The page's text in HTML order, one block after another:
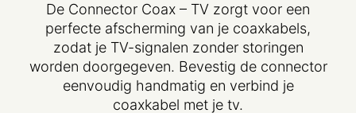
De Connector Coax – TV zorgt voor een
perfecte afscherming van je coaxkabels,
zodat je TV-signalen zonder storingen
worden doorgegeven. Bevestig de connector
eenvoudig handmatig en verbind je
coaxkabel met je tv.